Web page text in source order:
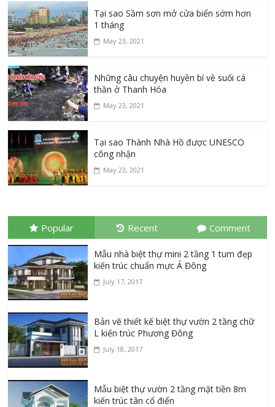
Tại sao Sầm sơn mở cửa biển sớm hơn
1 tháng
May 23, 2021
Những câu chuyện huyền bí về suối cá
thần ở Thanh Hóa
May 23, 2021
Tại sao Thành Nhà Hồ được UNESCO
công nhận
May 23, 2021
Popular Recent Comment
Mẫu nhà biệt thự mini 2 tầng 1 tum đẹp
kiến trúc chuẩn mực Á Đông
July 17, 2017
Bản vẽ thiết kế biệt thự vườn 2 tầng chữ
L kiến trúc Phương Đông
July 18, 2017
Mẫu biệt thự vườn 2 tầng mặt tiền 8m
kiến trúc tân cổ điển